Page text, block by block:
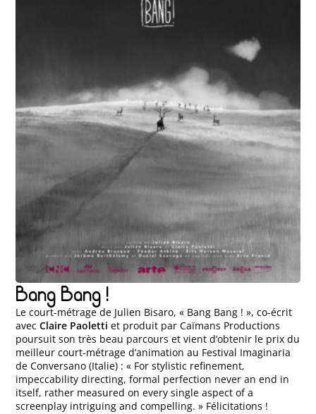
Bang Bang !
Le court-métrage de Julien Bisaro, « Bang Bang ! », co-écrit
avecClaire Paoletti et produit par Caïmans Productions
poursuit son très beau parcours et vient d’obtenir le prix du
meilleur court-métrage d’animation au Festival Imaginaria
de Conversano (Italie) : « For stylistic refinement,
impeccability directing, formal perfection never an end in
itself, rather measured on every single aspect of a
screenplay intriguing and compelling. » Félicitations !